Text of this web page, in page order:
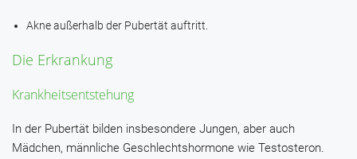
Akne außerhalb der Pubertät auftritt.
Die Erkrankung
Krankheitsentstehung
In der Pubertät bilden insbesondere Jungen, aber auch
Mädchen, männliche Geschlechtshormone wie Testosteron.